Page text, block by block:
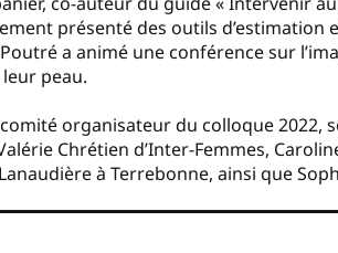
présenté des outils d’estimation
a animé une conférence sur
peau.
organisateur du colloque 2022,
Chrétien d’Inter-Femmes,
à Terrebonne, ainsi que